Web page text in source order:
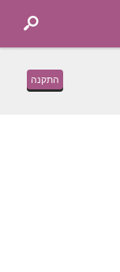
התקנה